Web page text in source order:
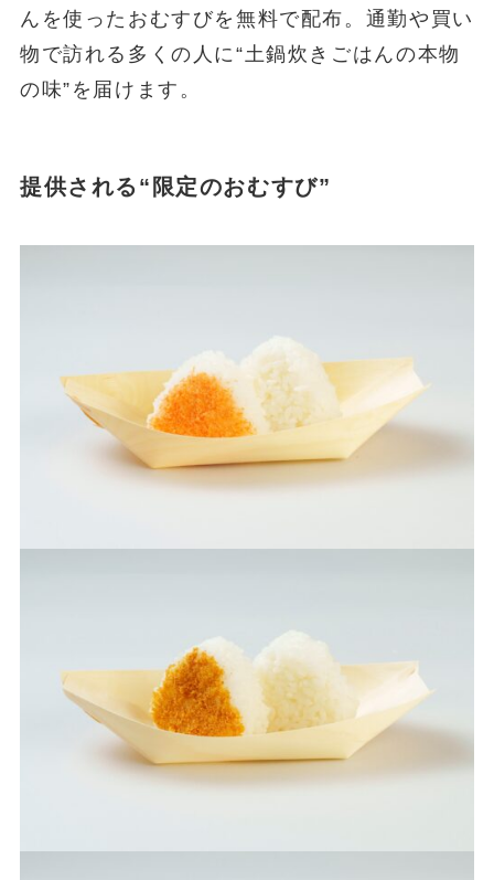
んを使ったおむすびを無料で配布。通勤や買い
物で訪れる多くの人に“土鍋炊きごはんの本物
の味”を届けます。
提供される“限定のおむすび”